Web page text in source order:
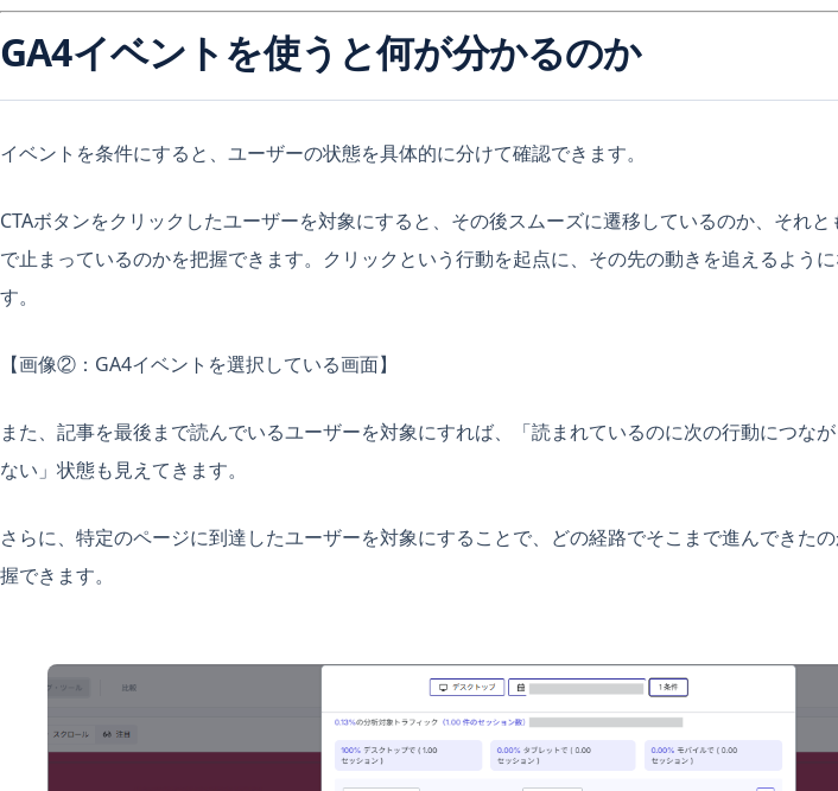
GA4イベントを使うと何が分かるのか
イベントを条件にすると、ユーザーの状態を具体的に分けて確認できます。
CTAボタンをクリックしたユーザーを対象にすると、その後スムーズに遷移しているのか、それと
で止まっているのかを把握できます。クリックという行動を起点に、その先の動きを追えるように
す。
【画像②：GA4イベントを選択している画面】
また、記事を最後まで読んでいるユーザーを対象にすれば、「読まれているのに次の行動につな
ない」状態も見えてきます。
さらに、特定のページに到達したユーザーを対象にすることで、どの経路でそこまで進んできた
握できます。